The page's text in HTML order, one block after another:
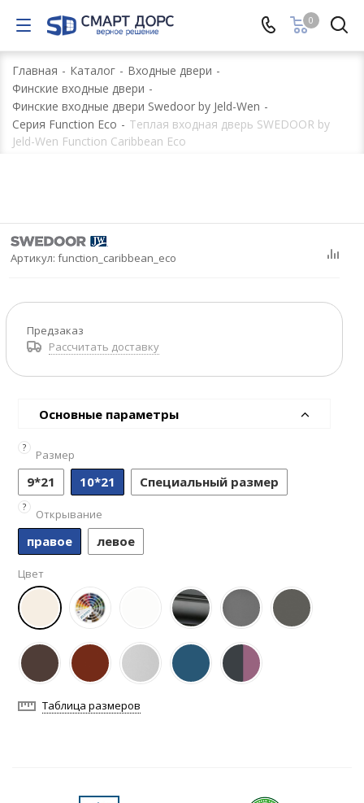
0
Главная - Каталог - Входные двери -
Финские входные двери -
Финские входные двери Swedoor by Jeld-Wen -
Серия Function Eco - Теплая входная дверь SWEDOOR by
Jeld-Wen Function Caribbean Eco
Артикул: function_caribbean_eco
Предзаказ
Рассчитать доставку
Основные параметры
?
Размер
9*21 10*21 Специальный размер
?
Открывание
правое левое
Цвет
Таблица размеров